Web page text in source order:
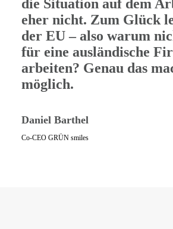
die Situation auf dem
eher nicht. Zum Glück
der EU – also warum
für eine ausländische
arbeiten? Genau das
möglich.
Daniel Barthel
Co-CEO GRÜN smiles